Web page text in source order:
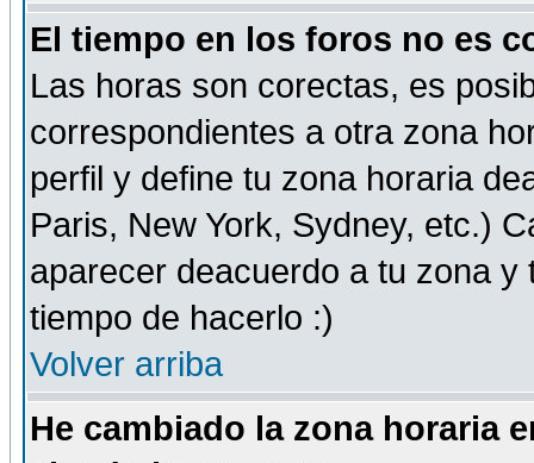
El tiempo en los foros no es
Las horas son corectas, es
correspondientes a otra zona
perfil y define tu zona horaria
Paris, New York, Sydney, etc.)
aparecer deacuerdo a tu zona
tiempo de hacerlo :)
Volver arriba
He cambiado la zona horaria